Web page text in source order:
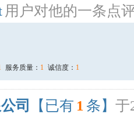
用户对他的一条点
服务质量： 1 诚信度： 1
司 【已有 1 条】 于